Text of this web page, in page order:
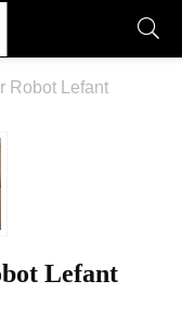
Robot Lefant
Lefant